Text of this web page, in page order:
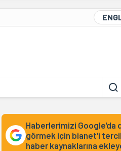
Haberlerimizi Google'da
görmek için bianet'i
haber kaynaklarına